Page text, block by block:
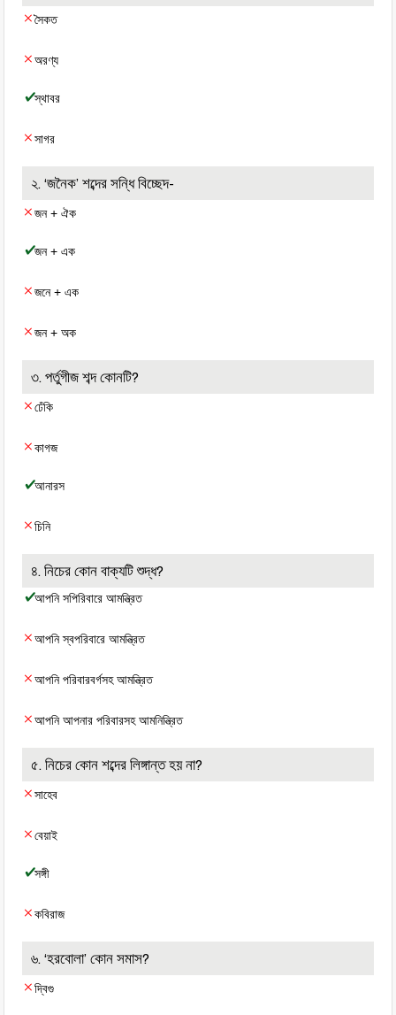
সৈকত
অরণ্য
স্থাবর
সাগর
২. ‘জনৈক’ শব্দের সন্ধি বিচ্ছেদ-
জন + ঐক
জন + এক
জনে + এক
জন + অক
৩. পর্তুগীজ শব্দ কোনটি?
ঢেঁকি
কাগজ
আনারস
চিনি
৪. নিচের কোন বাক্যটি শুদ্ধ?
আপনি সপিরিবারে আমন্ত্রিত
আপনি স্বপরিবারে আমন্ত্রিত
আপনি পরিবারবর্গসহ আমন্ত্রিত
আপনি আপনার পরিবারসহ আমনিন্ত্রিত
৫. নিচের কোন শব্দের লিঙ্গান্ত হয় না?
সাহেব
বেয়াই
সঙ্গী
কবিরাজ
৬. ‘হরবোলা’ কোন সমাস?
দ্বিগু